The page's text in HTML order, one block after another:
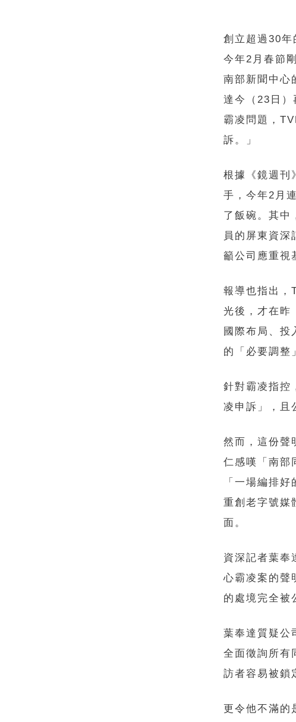
創立超過30年
今年2月春節
南部新聞中心
達今（23日）
霸凌問題，
訴。」
根據《鏡週刊
手，今年2月
了飯碗。其中
員的屏東資深
籲公司應重視
報導也指出，
光後，才在昨
國際布局、投
的「必要調整
針對霸凌指控
凌申訴」，且
然而，這份聲
仁感嘆「南部
「一場編排
重創老字號媒
面。
資深記者葉奉
心霸凌案的聲
的處境完全被
葉奉達質疑公
全面徵詢所有
訪者容易被鎖
更令他不滿的